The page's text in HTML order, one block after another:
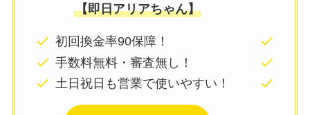
【即日アリアちゃん】
初回換金率90保障！
手数料無料・審査無し！
土日祝日も営業で使いやすい！